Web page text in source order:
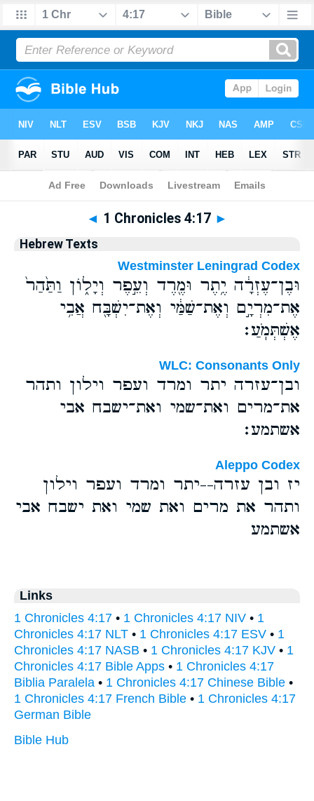
Bible>Hebrew> 1 Chronicles 4:17
◄ 1 Chronicles 4:17 ►
Hebrew Texts
Westminster Leningrad Codex
וּבֶן־עֶזְרָ֔ה יֶ֥תֶר וּמֶ֖רֶד וְעֵ֣פֶר וְיָל֑וֹן וַתַּ֙הַר֙
אֶת־מִרְיָ֣ם וְאֶת־שַׁמַּ֔י וְאֶת־יִשְׁבָּ֖ח אֲבִ֥י
אֶשְׁתְּמֹֽעַ׃
WLC: Consonants Only
ובן־עזרה יתר ומרד ועפר וילון ותהר
את־מרים ואת־שמי ואת־ישבח אבי
אשתמע׃
Aleppo Codex
יז ובן עזרה--יתר ומרד ועפר וילון
ותהר את מרים ואת שמי ואת ישבח אבי
אשתמע
Links
1 Chronicles 4:17 • 1 Chronicles 4:17 NIV • 1
Chronicles 4:17 NLT • 1 Chronicles 4:17 ESV • 1
Chronicles 4:17 NASB • 1 Chronicles 4:17 KJV • 1
Chronicles 4:17 Bible Apps • 1 Chronicles 4:17
Biblia Paralela • 1 Chronicles 4:17 Chinese Bible •
1 Chronicles 4:17 French Bible • 1 Chronicles 4:17
German Bible
Bible Hub